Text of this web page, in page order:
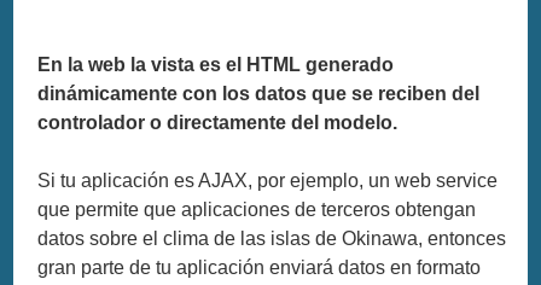
En la web la vista es el HTML generado
dinámicamente con los datos que se reciben del
controlador o directamente del modelo.
Si tu aplicación es AJAX, por ejemplo, un web service
que permite que aplicaciones de terceros obtengan
datos sobre el clima de las islas de Okinawa, entonces
gran parte de tu aplicación enviará datos en formato